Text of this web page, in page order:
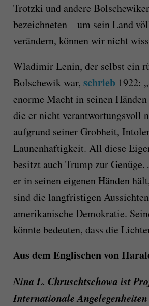
Trotzki und andere
bezeichneten – um sein Land
verändern, können wir nicht
Wladimir Lenin, der selbst ein
Bolschewik war, schrieb1922:
enorme Macht in seinen
die er nicht verantwortungsvoll
aufgrund seiner Grobheit,
Launenhaftigkeit. All diese
besitzt auch Trump zur Genüge.
er in seinen eigenen Händen
sind die langfristigen
amerikanische Demokratie.
könnte bedeuten, dass die
Aus dem Englischen von
Nina L. Chruschtschowa ist
Internationale Angelegenheiten